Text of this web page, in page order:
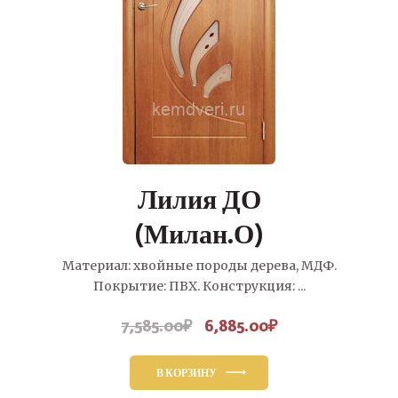
Лилия ДО
(Милан.О)
Материал: хвойные породы дерева, МДФ.
Покрытие: ПВХ. Конструкция: ...
7,585.00₽
Первоначальная
составляла
6,885.00₽Текущая
В КОРЗИНУ